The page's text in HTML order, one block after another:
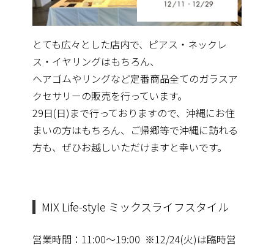
とても広々とした店内で、ピアス・ネックレ
ス・ イヤリングはもちろん、
ヘアゴムやリングなど定番商品全てのガラスア
クセサリーの販売を行っています。
29日(日)まで行っておりますので、沖縄にお住
まいの方はもちろん、ご帰郷等で沖縄に訪れる
方も、ぜひお越しいただけますと幸いです。
MIX Life-style ミックスライフスタイル
営業時間：11:00～19:00 ※12/24(火)は臨時営